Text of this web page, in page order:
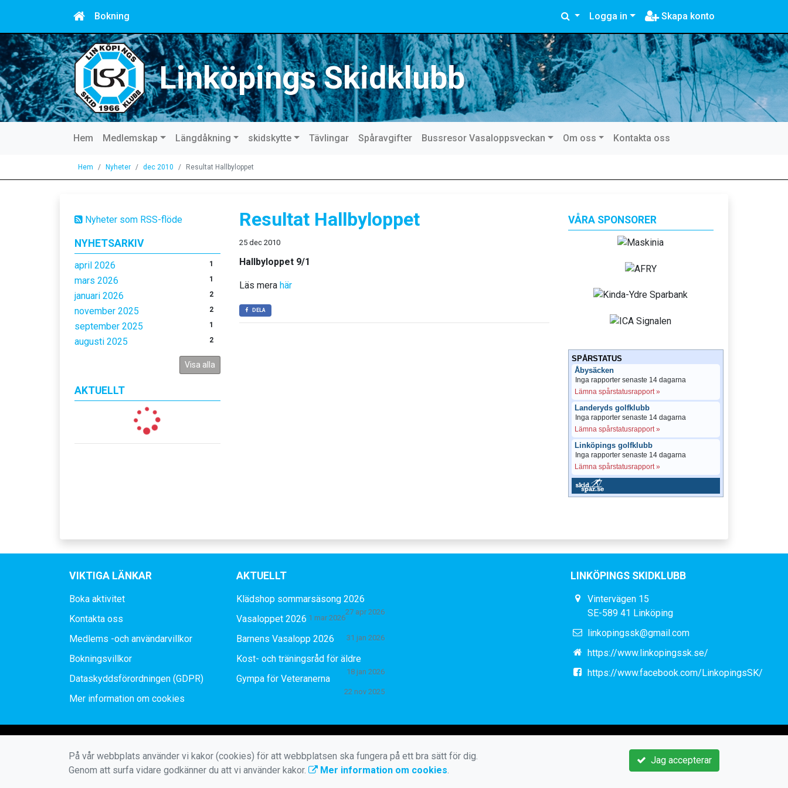
Bokning Logga in Skapa konto
Linköpings Skidklubb
Hem Medlemskap Längdåkning skidskytte Tävlingar Spåravgifter Bussresor Vasaloppsveckan Om oss Kontakta oss
Hem Nyheter dec 2010 Resultat Hallbyloppet
Nyheter som RSS-flöde
NYHETSARKIV
april 2026 1
mars 2026 1
januari 2026 2
november 2025 2
september 2025 1
augusti 2025 2
Visa alla
AKTUELLT
Resultat Hallbyloppet
25 dec 2010
Hallbyloppet 9/1
Läs mera här
DELA
VÅRA SPONSORER
SPÅRSTATUS
Åbysäcken
Inga rapporter senaste 14 dagarna
Lämna spårstatusrapport »
Landeryds golfklubb
Inga rapporter senaste 14 dagarna
Lämna spårstatusrapport »
Linköpings golfklubb
Inga rapporter senaste 14 dagarna
Lämna spårstatusrapport »
VIKTIGA LÄNKAR
Boka aktivitet
Kontakta oss
Medlems -och användarvillkor
Bokningsvillkor
Dataskyddsförordningen (GDPR)
Mer information om cookies
AKTUELLT
Klädshop sommarsäsong 2026
27 apr 2026
Vasaloppet 2026 1 mar 2026
Barnens Vasalopp 2026 31 jan 2026
Kost- och träningsråd för äldre
18 jan 2026
Gympa för Veteranerna
22 nov 2025
LINKÖPINGS SKIDKLUBB
Vintervägen 15
SE-589 41 Linköping
linkopingssk@gmail.com
https://www.linkopingssk.se/
https://www.facebook.com/LinkopingsSK/
Jag accepterar
På vår webbplats använder vi kakor (cookies) för att webbplatsen ska fungera på ett bra sätt för dig.
Genom att surfa vidare godkänner du att vi använder kakor.
Mer information om cookies.